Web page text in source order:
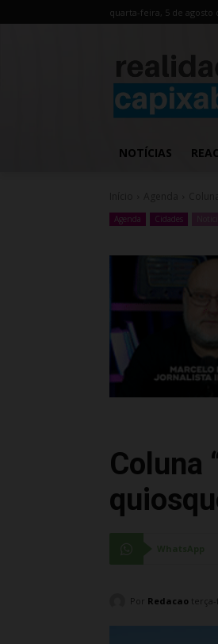
quarta-feira, 5 de agosto
NOTÍCIAS
Agenda Cidades
Coluna
Por Redacao terça-